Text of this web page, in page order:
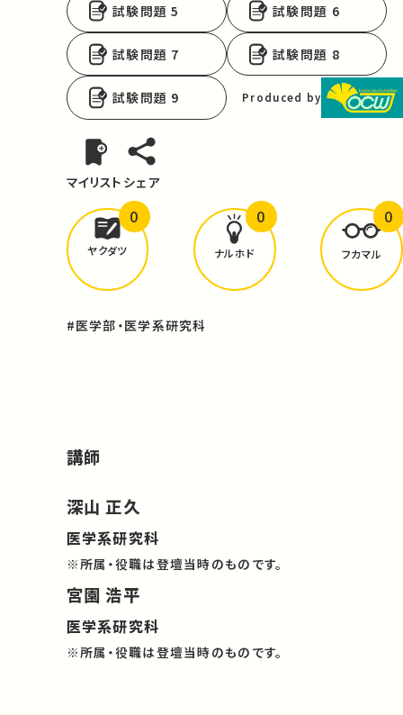
試験問題 5 試験問題 6
試験問題 7 試験問題 8
試験問題 9 Produced by
マイリスト シェア
どんな学びがありましたか？
ヤクダツ
0
ナルホド
0
フカマル
0
#医学部・医学系研究科
講師
深山 正久
医学系研究科
※所属・役職は登壇当時のものです。
宮園 浩平
医学系研究科
※所属・役職は登壇当時のものです。